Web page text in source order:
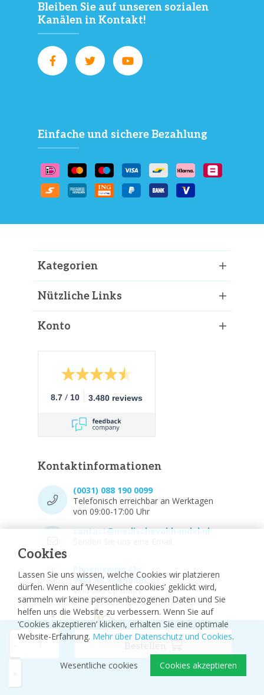
Cookies
Lassen Sie uns wissen, welche Cookies wir platzieren
dürfen. Wenn auf ‘Wesentliche cookies’ geklickt wird,
sammeln wir keine personenbezogenen Daten und Sie
helfen uns die Website zu verbessern. Wenn Sie auf
‘Cookies akzeptieren’ klicken, erhalten Sie eine optimale
Website-Erfahrung. Mehr über Datenschutz und Cookies.
Cookies akzeptieren
Wesentliche cookies
Bleiben Sie auf unseren sozialen
Kanälen in Kontakt!
Einfache und sichere Bezahlung
Kategorien
Nützliche Links
Konto
8.7 / 10 3.480 reviews
Kontaktinformationen
(0031) 088 190 0099
Telefonisch erreichbar an Werktagen
von 09:00-17:00 Uhr
contact@medischevakhandel.nl
Phoenixweg 43,
9641 KS Veendam
Vind ons op Maps.
© 2026 - Medizinischer Fachhandel
Sitemap